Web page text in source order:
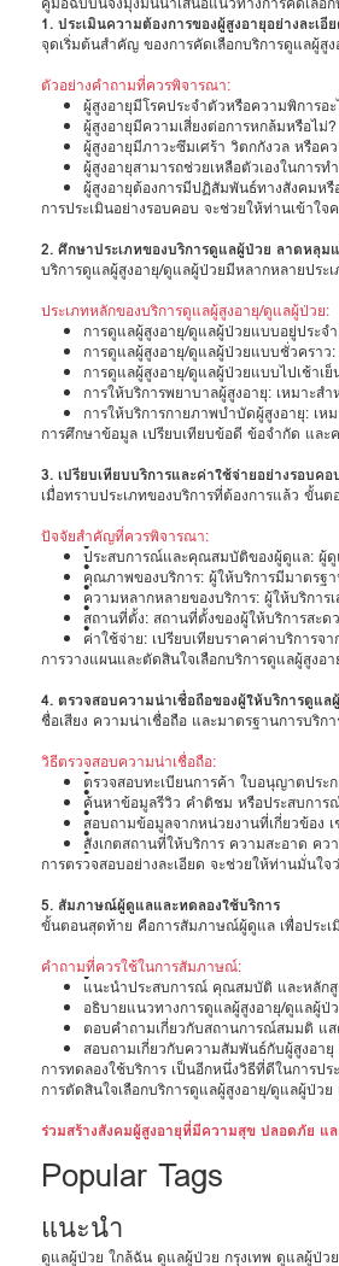
1. ประเมินความต้องการของผู้สูงอายุอย่างละเอี
จุดเริ่มต้นสำคัญ ของการคัดเลือกบริการดูแลผู้สู
ตัวอย่างคำถามที่ควรพิจารณา:
ผู้สูงอายุมีโรคประจำตัวหรือความพิการอะ
ผู้สูงอายุมีความเสี่ยงต่อการหกล้มหรือไม่?
ผู้สูงอายุมีภาวะซึมเศร้า วิตกกังวล หรือค
ผู้สูงอายุสามารถช่วยเหลือตัวเองในการ
ผู้สูงอายุต้องการมีปฏิสัมพันธ์ทางสังคมห
การประเมินอย่างรอบคอบ จะช่วยให้ท่านเข้าใ
2. ศึกษาประเภทของบริการดูแลผู้ป่วย ลาดหลุ
บริการดูแลผู้สูงอายุ/ดูแลผู้ป่วยมีหลากหลายประ
ประเภทหลักของบริการดูแลผู้สูงอายุ/ดูแลผู้ป่วย:
การดูแลผู้สูงอายุ/ดูแลผู้ป่วยแบบอยู่ประจ
การดูแลผู้สูงอายุ/ดูแลผู้ป่วยแบบชั่วคราว
การดูแลผู้สูงอายุ/ดูแลผู้ป่วยแบบไปเช้าเ
การให้บริการพยาบาลผู้สูงอายุ: เหมาะ
การให้บริการกายภาพบำบัดผู้สูงอายุ: เ
การศึกษาข้อมูล เปรียบเทียบข้อดี ข้อจำกัด และ
3. เปรียบเทียบบริการและค่าใช้จ่ายอย่างรอบคอ
เมื่อทราบประเภทของบริการที่ต้องการแล้ว ขั้น
ปัจจัยสำคัญที่ควรพิจารณา:
•
ประสบการณ์และคุณสมบัติของผู้ดูแล: ผู้ดู
•คุณภาพของบริการ: ผู้ให้บริการมีมาตรฐ
•ความหลากหลายของบริการ: ผู้ให้บริการ
•สถานที่ตั้ง: สถานที่ตั้งของผู้ให้บริการสะด
•ค่าใช้จ่าย: เปรียบเทียบราคาค่าบริการ
การวางแผนและตัดสินใจเลือกบริการดูแลผู้สูง
4. ตรวจสอบความน่าเชื่อถือของผู้ให้บริการดูแ
ชื่อเสียง ความน่าเชื่อถือ และมาตรฐานการบริ
วิธีตรวจสอบความน่าเชื่อถือ:
•ตรวจสอบทะเบียนการค้า ใบอนุญาตประ
•ค้นหาข้อมูลรีวิว คำติชม หรือประสบการ
•สอบถามข้อมูลจากหน่วยงานที่เกี่ยวข้อง
•สังเกตสถานที่ให้บริการ ความสะอาด ค
•
การตรวจสอบอย่างละเอียด จะช่วยให้ท่านมั่น
5. สัมภาษณ์ผู้ดูแลและทดลองใช้บริการ
ขั้นตอนสุดท้าย คือการสัมภาษณ์ผู้ดูแล เพื่อประ
คำถามที่ควรใช้ในการสัมภาษณ์:
•แนะนำประสบการณ์ คุณสมบัติ และหลักสู
อธิบายแนวทางการดูแลผู้สูงอายุ/ดูแลผู้ป่
ตอบคำถามเกี่ยวกับสถานการณ์สมมติ แ
สอบถามเกี่ยวกับความสัมพันธ์กับผู้สูงอายุ
การทดลองใช้บริการ เป็นอีกหนึ่งวิธีที่ดีในการป
การตัดสินใจเลือกบริการดูแลผู้สูงอายุ/ดูแลผู้ป่
ร่วมสร้างสังคมผู้สูงอายุที่มีความสุข ปลอดภัย
Popular Tags
แนะนำ
ดูแลผู้ป่วย ใกล้ฉัน ดูแลผู้ป่วย กรุงเทพ ดูแลผู้ป่ว